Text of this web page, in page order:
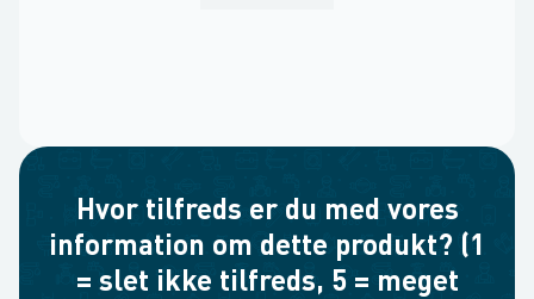
Hvor tilfreds er du med vores
information om dette produkt? (1
= slet ikke tilfreds, 5 = meget